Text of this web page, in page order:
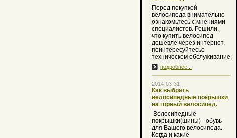
Перед покупкой
велосипеда внимательно
ознакомьтесь с мнениями
специалистов. Решили,
что купить велосипед
дешевле через интернет,
поинтересуйтесьо
техническом обслуживание.
подробнее...
2014-03-31
Как выбрать
велосипедные покрышки
на горный велосипед.
Велосипедные
покрышки(шины) -обувь
для Вашего велосипеда.
Когда и какие